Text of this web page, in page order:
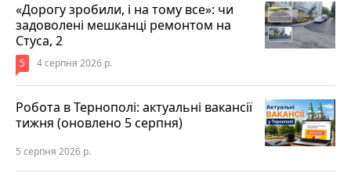
«Дорогу зробили, і на тому все»: чи
задоволені мешканці ремонтом на
Стуса, 2
5 4 серпня 2026 р.
Робота в Тернополі: актуальні вакансії
тижня (оновлено 5 серпня)
5 серпня 2026 р.